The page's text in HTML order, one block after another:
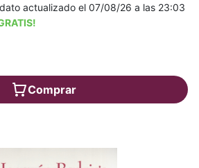
dato actualizado el 07/08/26 a las 23:03
Comprar